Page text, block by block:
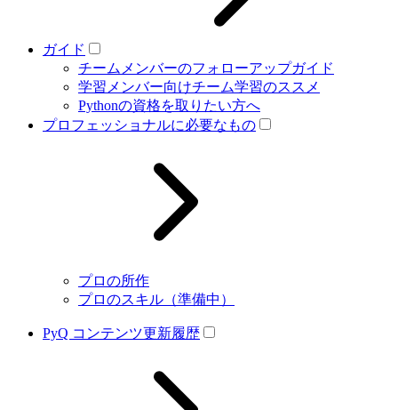
ガイド
チームメンバーのフォローアップガイド
学習メンバー向けチーム学習のススメ
Pythonの資格を取りたい方へ
プロフェッショナルに必要なもの
プロの所作
プロのスキル（準備中）
PyQ コンテンツ更新履歴